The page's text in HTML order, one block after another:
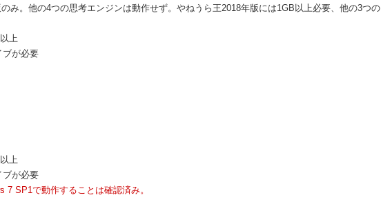
み。他の4つの思考エンジンは動作せず。やねうら王2018年版には1GB以上必要、他の3つの
上
ブが必要
上
ブが必要
SP1で動作することは確認済み。